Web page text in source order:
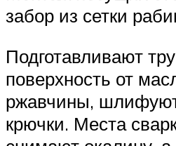
забор из сетки
Подготавливают
поверхность от
ржавчины,
крючки. Места